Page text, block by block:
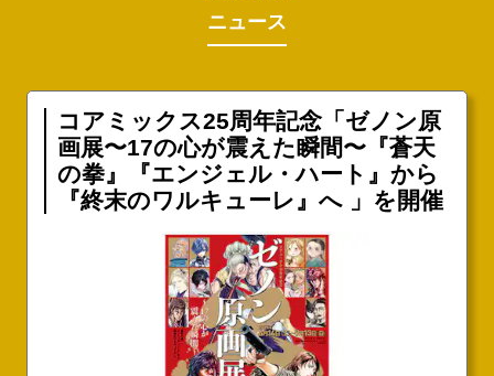
ニュース
コアミックス25周年記念「ゼノン原
画展〜17の心が震えた瞬間〜『蒼天
の拳』『エンジェル・ハート』から
『終末のワルキューレ』へ 」を開催